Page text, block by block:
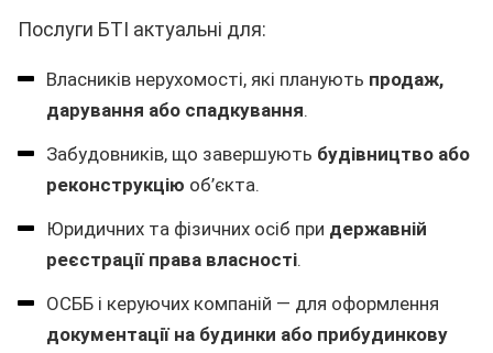
Послуги БТІ актуальні для:
Власників нерухомості, які планують продаж,
дарування або спадкування.
Забудовників, що завершують будівництво або
реконструкцію об’єкта.
Юридичних та фізичних осіб при державній
реєстрації права власності.
ОСББ і керуючих компаній — для оформлення
документації на будинки або прибудинкову